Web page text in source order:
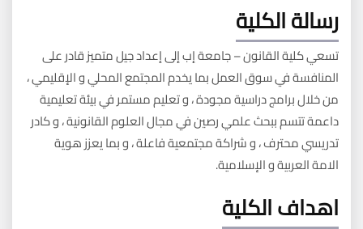
رسالة الكلية
تسعي كلية القانون – جامعة إب إلى إعداد جيل متميز قادر على
المنافسة في سوق العمل بما يخدم المجتمع المحلي و الإقليمي ،
من خلال برامج دراسية مجودة ، و تعليم مستمر في بيئة تعليمية
داعمة تتسم ببحث علمي رصين في مجال العلوم القانونية ، و كادر
تدريسي محترف ، و شراكة مجتمعية فاعلة ، و بما يعزز هوية
الامة العربية و الإسلامية.
اهداف الكلية